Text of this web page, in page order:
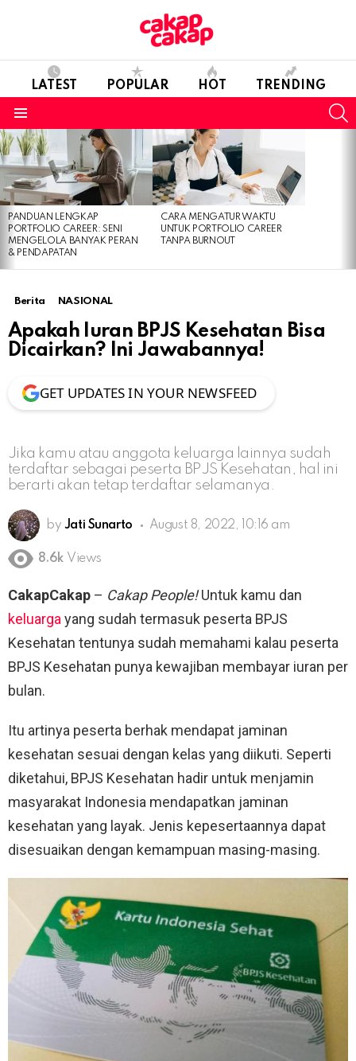
LATEST POPULAR HOT TRENDING
LATEST
STORIES
PANDUAN LENGKAP
PORTFOLIO CAREER: SENI
MENGELOLA BANYAK PERAN
& PENDAPATAN
CARA MENGATUR WAKTU
UNTUK PORTFOLIO CAREER
TANPA BURNOUT
Berita NASIONAL
Apakah Iuran BPJS Kesehatan Bisa
Dicairkan? Ini Jawabannya!
GET UPDATES IN YOUR NEWSFEED
Jika kamu atau anggota keluarga lainnya sudah
terdaftar sebagai peserta BPJS Kesehatan, hal ini
berarti akan tetap terdaftar selamanya.
by Jati Sunarto August 8, 2022, 10:16 am
8.6k Views
CakapCakap – Cakap People!Untuk kamu dan
keluargayang sudah termasuk peserta BPJS
Kesehatan tentunya sudah memahami kalau peserta
BPJS Kesehatan punya kewajiban membayar iuran per
bulan.
Itu artinya peserta berhak mendapat jaminan
kesehatan sesuai dengan kelas yang diikuti. Seperti
diketahui, BPJS Kesehatan hadir untuk menjamin
masyarakat Indonesia mendapatkan jaminan
kesehatan yang layak. Jenis kepesertaannya dapat
disesuaikan dengan kemampuan masing-masing.